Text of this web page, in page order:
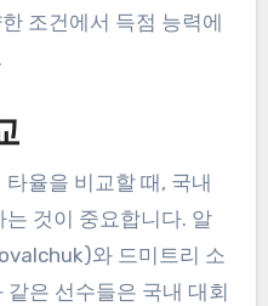
조건에서 득점 능력에
율을 비교할 때, 국내
것이 중요합니다. 알
와 드미트리 소
은 선수들은 국내 대회